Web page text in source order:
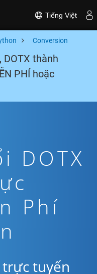
Tiếng Việt
Conversion
DOTX thành
PHÍ hoặc
DOTX
Phí
tuyến